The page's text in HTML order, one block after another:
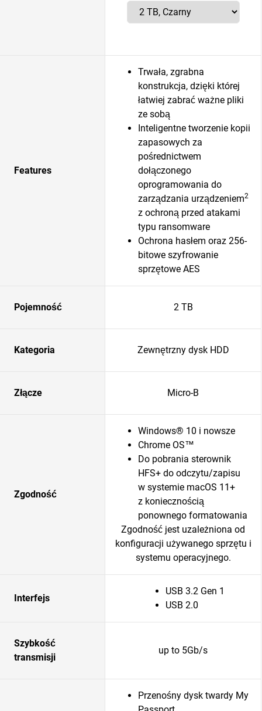
Features
Trwała, zgrabna
konstrukcja, dzięki której
łatwiej zabrać ważne pliki
ze sobą
Inteligentne tworzenie kopii
zapasowych za
pośrednictwem
dołączonego
oprogramowania do
zarządzania urządzeniem2
z ochroną przed atakami
typu ransomware
Ochrona hasłem oraz 256-
bitowe szyfrowanie
sprzętowe AES
Pojemność 2 TB
Kategoria Zewnętrzny dysk HDD
Złącze Micro-B
Zgodność
Windows® 10 i nowsze
Chrome OS™
Do pobrania sterownik
HFS+ do odczytu/zapisu
w systemie macOS 11+
z koniecznością
ponownego formatowania
Zgodność jest uzależniona od
konfiguracji używanego sprzętu i
systemu operacyjnego.
Interfejs
USB 3.2 Gen 1
USB 2.0
Szybkość
transmisji
up to 5Gb/s
Przenośny dysk twardy My